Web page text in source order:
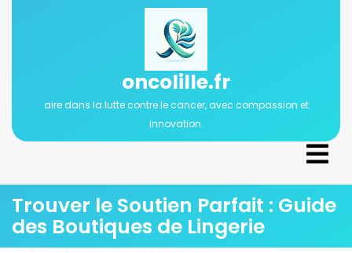
oncolille.fr
aire dans la lutte contre le cancer, avec compassion et
innovation.
Trouver le Soutien Parfait : Guide
des Boutiques de Lingerie